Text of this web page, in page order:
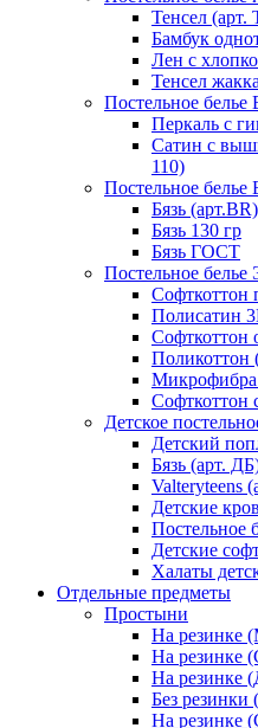
Тенсел (арт.
Бамбук
Лен с
Тенсел
Постельное
Перкаль с
Сатин с
110)
Постельное белье
Бязь (арт.BR)
Бязь 130 гр
Бязь ГОСТ
Постельное белье
Софткоттон
Полисатин
Софткоттон
Поликоттон
Микрофибра
Софткоттон
Детское
Детский
Бязь (арт.
Valteryteens
Детские
Постельное
Детские
Халаты
Отдельные предметы
Простыни
На резинке
На резинке
На резинке
Без резинки
На резинке